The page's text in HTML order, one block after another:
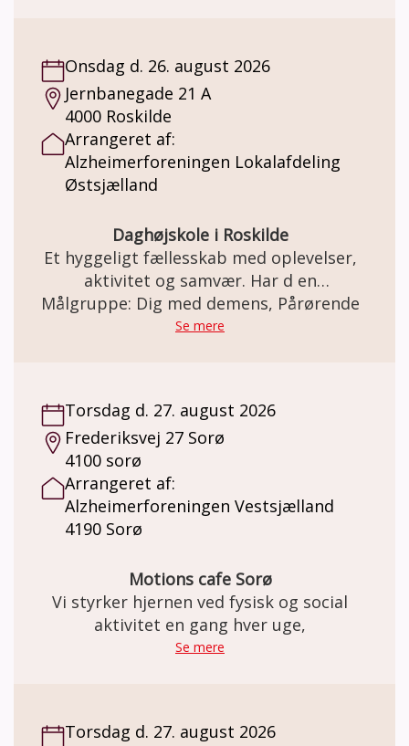
Onsdag d. 26. august 2026
Jernbanegade 21 A
4000 Roskilde
Arrangeret af:
Alzheimerforeningen Lokalafdeling
Østsjælland
Daghøjskole i Roskilde
Et hyggeligt fællesskab med oplevelser,
aktivitet og samvær. Har d en
demenssygdom, og har du lyst til at møde
andre i samme situation, så er
fællesskab, hvor vi har fokus på gode
oplevelser, hyggeligt samvær og aktiviteter,
der giver glæde og holder både krop og
hjerne i gang. Du er også velkommen til at
tage en pårørende med.
Målgruppe: Dig med demens, Pårørende
Se mere
Torsdag d. 27. august 2026
Frederiksvej 27 Sorø
4100 sorø
Arrangeret af:
Alzheimerforeningen Vestsjælland
4190 Sorø
Motions cafe Sorø
Vi styrker hjernen ved fysisk og social
aktivitet en gang hver uge,
Se mere
Torsdag d. 27. august 2026